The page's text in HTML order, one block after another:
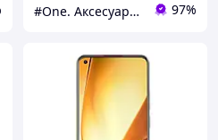
#One. Аксесуари до смартфонів 97%